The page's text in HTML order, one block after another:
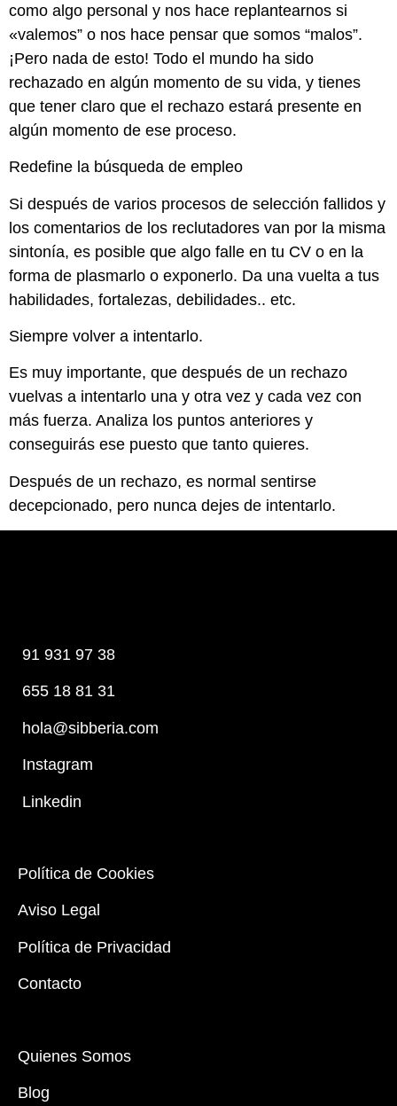
como algo personal y nos hace replantearnos si
«valemos” o nos hace pensar que somos “malos”.
¡Pero nada de esto! Todo el mundo ha sido
rechazado en algún momento de su vida, y tienes
que tener claro que el rechazo estará presente en
algún momento de ese proceso.
Redefine la búsqueda de empleo
Si después de varios procesos de selección fallidos y
los comentarios de los reclutadores van por la misma
sintonía, es posible que algo falle en tu CV o en la
forma de plasmarlo o exponerlo. Da una vuelta a tus
habilidades, fortalezas, debilidades.. etc.
Siempre volver a intentarlo.
Es muy importante, que después de un rechazo
vuelvas a intentarlo una y otra vez y cada vez con
más fuerza. Analiza los puntos anteriores y
conseguirás ese puesto que tanto quieres.
Después de un rechazo, es normal sentirse
decepcionado, pero nunca dejes de intentarlo.
91 931 97 38
655 18 81 31
hola@sibberia.com
Instagram
Linkedin
Política de Cookies
Aviso Legal
Política de Privacidad
Contacto
Quienes Somos
Blog